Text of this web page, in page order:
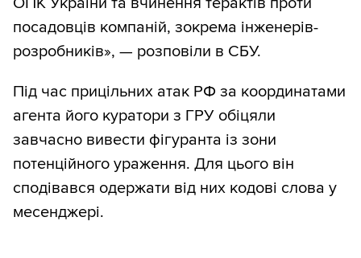
посадовців компаній, зокрема інженерів-
розробників», — розповіли в СБУ.
Під час прицільних атак РФ за координатами
агента його куратори з ГРУ обіцяли
завчасно вивести фігуранта із зони
потенційного ураження. Для цього він
сподівався одержати від них кодові слова у
месенджері.